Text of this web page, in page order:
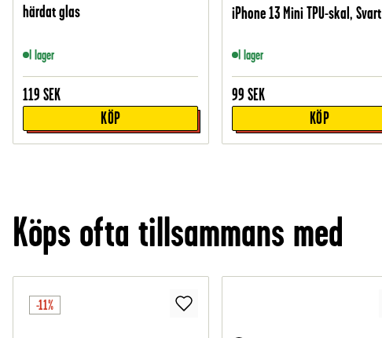
härdat glas
I lager
119 SEK
KÖP
iPhone 13 Mini TPU-skal, Svart
I lager
99 SEK
KÖP
Köps ofta tillsammans med
-11%